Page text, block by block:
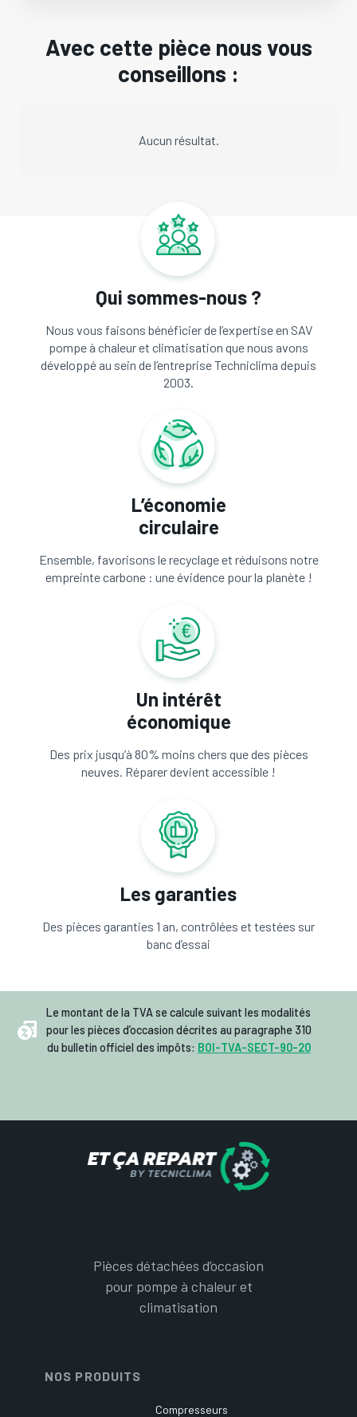
Avec cette pièce nous vous
conseillons :
Aucun résultat.
Qui sommes-nous ?
Nous vous faisons bénéficier de l’expertise en SAV
pompe à chaleur et climatisation que nous avons
développé au sein de l’entreprise Techniclima depuis
2003.
L’économie
circulaire
Ensemble, favorisons le recyclage et réduisons notre
empreinte carbone : une évidence pour la planète !
Un intérêt
économique
Des prix jusqu’à 80% moins chers que des pièces
neuves. Réparer devient accessible !
Les garanties
Des pièces garanties 1 an, contrôlées et testées sur
banc d’essai
Le montant de la TVA se calcule suivant les modalités
pour les pièces d’occasion décrites au paragraphe 310
du bulletin officiel des impôts: BOI-TVA-SECT-90-20
Pièces détachées d’occasion
pour pompe à chaleur et
climatisation
NOS PRODUITS
Compresseurs